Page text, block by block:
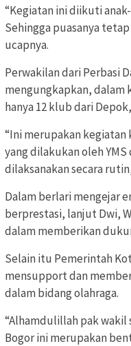
“Kegiatan ini diikuti anak-
Sehingga puasanya
ucapnya.
Perwakilan dari Perbasi
mengungkapkan, dalam
hanya 12 klub dari
“Ini merupakan kegiatan
yang dilakukan oleh
dilaksanakan secara
Dalam berlari mengejar
berprestasi, lanjut Dwi,
dalam memberikan
Selain itu Pemerintah
mensupport dan
dalam bidang olahraga.
“Alhamdulillah pak
Bogor ini merupakan